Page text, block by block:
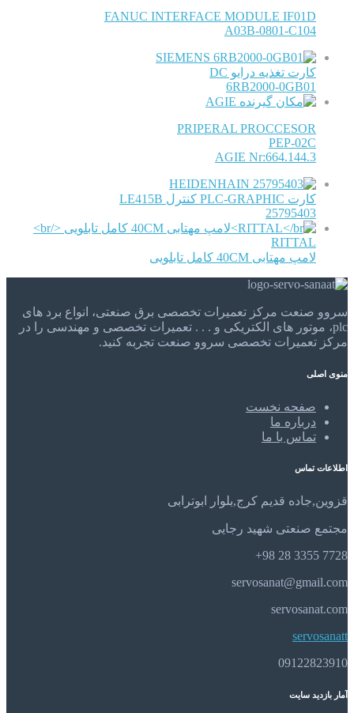
FANUC INTERFACE MODULE IF01D
A03B-0801-C104
SIEMENS
کارت تغذیه درایو DC
6RB2000-0GB01
AGIE
PRIPERAL PROCCESOR
PEP-02C
AGIE Nr:664.144.3
HEIDENHAIN
کارت PLC-GRAPHIC کنترل LE415B
25795403
RITTAL
لامپ مهتابی 40CM کامل تابلویی
سروو صنعت مرکز تعمیرات تخصصی برق صنعتی، انواع برد های
plc، موتور های الکتریکی و . . . تعمیرات تخصصی و مهندسی را در
مرکز تعمیرات تخصصی سروو صنعت تجربه کنید.
منوی اصلی
صفحه نخست
درباره ما
تماس با ما
اطلاعات تماس
قزوین,جاده قدیم کرج,بلوار ابوترابی
مجتمع صنعتی شهید رجایی
7728 3355 28 98+
servosanat@gmail.com
servosanat.com
servosanatt
09122823910
آمار بازدید سایت